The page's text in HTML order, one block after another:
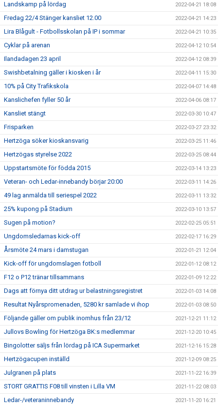
Landskamp på lördag 2022-04-21 18:08
Fredag 22/4 Stänger kansliet 12.00 2022-04-21 14:23
Lira Blågult - Fotbollsskolan på IP i sommar 2022-04-21 10:35
Cyklar på arenan 2022-04-12 10:54
Ilandadagen 23 april 2022-04-12 08:39
Swishbetalning gäller i kiosken i år 2022-04-11 15:30
10% på City Trafikskola 2022-04-07 14:48
Kanslichefen fyller 50 år 2022-04-06 08:17
Kansliet stängt 2022-03-30 10:47
Frisparken 2022-03-27 23:32
Hertzöga söker kioskansvarig 2022-03-25 11:46
Hertzögas styrelse 2022 2022-03-25 08:44
Uppstartsmöte för födda 2015 2022-03-14 13:23
Veteran- och Ledar-innebandy börjar 20:00 2022-03-11 14:26
49 lag anmälda till seriespel 2022 2022-03-11 13:32
25% kupong på Stadium 2022-03-10 13:57
Sugen på motion? 2022-02-25 05:51
Ungdomsledarnas kick-off 2022-02-17 16:29
Årsmöte 24 mars i damstugan 2022-01-21 12:04
Kick-off för ungdomslagen fotboll 2022-01-12 08:12
F12 o P12 tränar tillsammans 2022-01-09 12:22
Dags att förnya ditt utdrag ur belastningsregistret 2022-01-03 14:08
Resultat Nyårspromenaden, 5280 kr samlade vi ihop 2022-01-03 08:50
Följande gäller om publik inomhus från 23/12 2021-12-21 11:12
Jullovs Bowling för Hertzöga BK:s medlemmar 2021-12-20 10:45
Bingolotter säljs från lördag på ICA Supermarket 2021-12-16 15:28
Hertzögacupen inställd 2021-12-09 08:25
Julgranen på plats 2021-11-22 16:39
STORT GRATTIS F08 till vinsten i Lilla VM 2021-11-22 08:03
Ledar-/veteraninnebandy 2021-11-20 16:21